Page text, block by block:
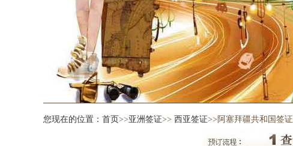
您现在的位置： 首页>>亚洲签证>> 西亚签证>>阿塞拜疆共和国签证